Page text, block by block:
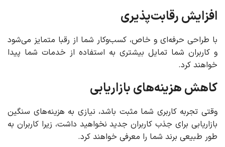
افزایش رقابت‌پذیری
با طراحی حرفه‌ای و خاص، کسب‌وکار شما از رقبا متمایز می‌شود
و کاربران شما تمایل بیشتری به استفاده از خدمات شما پیدا
خواهند کرد.
کاهش هزینه‌های بازاریابی
وقتی تجربه کاربری شما مثبت باشد، نیازی به هزینه‌های سنگین
بازاریابی برای جذب کاربران جدید نخواهید داشت، زیرا کاربران به
طور طبیعی برند شما را معرفی خواهند کرد.